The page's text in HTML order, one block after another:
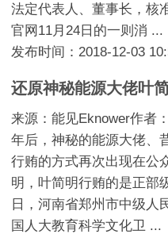
法定代表人、董事长，核
官网11月24日的一则消 ...
发布时间：2018-12-03
还原神秘能源大佬叶
来源：能见Eknower作者
年后，神秘的能源大佬、
行贿的方式再次出现在公
明，叶简明行贿的是正部
日，河南省郑州市中级人
国人大教育科学文化卫 ...